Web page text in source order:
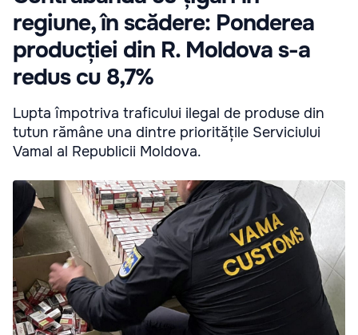
regiune, în scădere: Ponderea
producției din R. Moldova s-a
redus cu 8,7%
Lupta împotriva traficului ilegal de produse din
tutun rămâne una dintre prioritățile Serviciului
Vamal al Republicii Moldova.